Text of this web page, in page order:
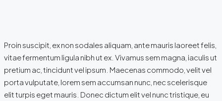
Proin suscipit, ex non sodales aliquam, ante mauris laoreet felis,
vitae fermentum ligula nibh ut ex. Vivamus sem magna, iaculis ut
pretium ac, tincidunt vel ipsum. Maecenas commodo, velit vel
porta vulputate, lorem sem accumsan nunc, nec scelerisque
elit turpis eget mauris. Donec dictum elit vel nunc tristique, eu